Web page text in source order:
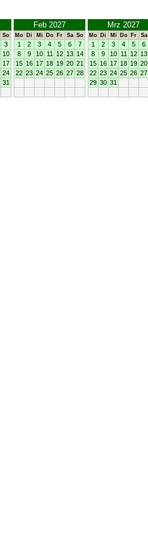
So
3
10
17
24
31
Feb 2027
Mo Di Mi Do Fr Sa So
1 2 3 4 5 6
7
8
9 10 11 12 13 14
15 16 17 18 19 20 21
22 23 24 25 26 27 28
Mrz 2027
Mo Di Mi Do Fr Sa
1 2 3 4 5 6
8
9 10 11 12 13
15 16 17 18 19 20
22 23 24 25 26 27
29 30 31